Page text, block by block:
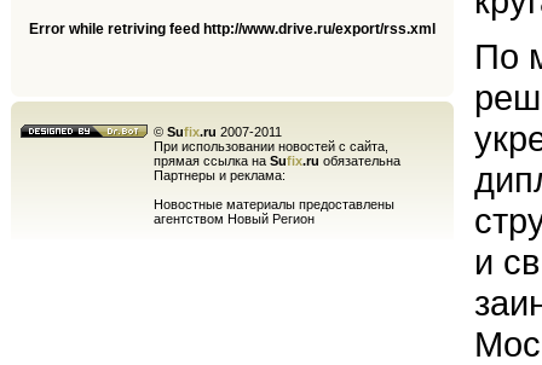
Error while retriving feed http://www.drive.ru/export/rss.xml
© Sufix.ru 2007-2011
При использовании новостей с сайта,
прямая ссылка на Sufix.ru обязательна
Партнеры и реклама:
Новостные материалы предоставлены
агентством Новый Регион
По
и